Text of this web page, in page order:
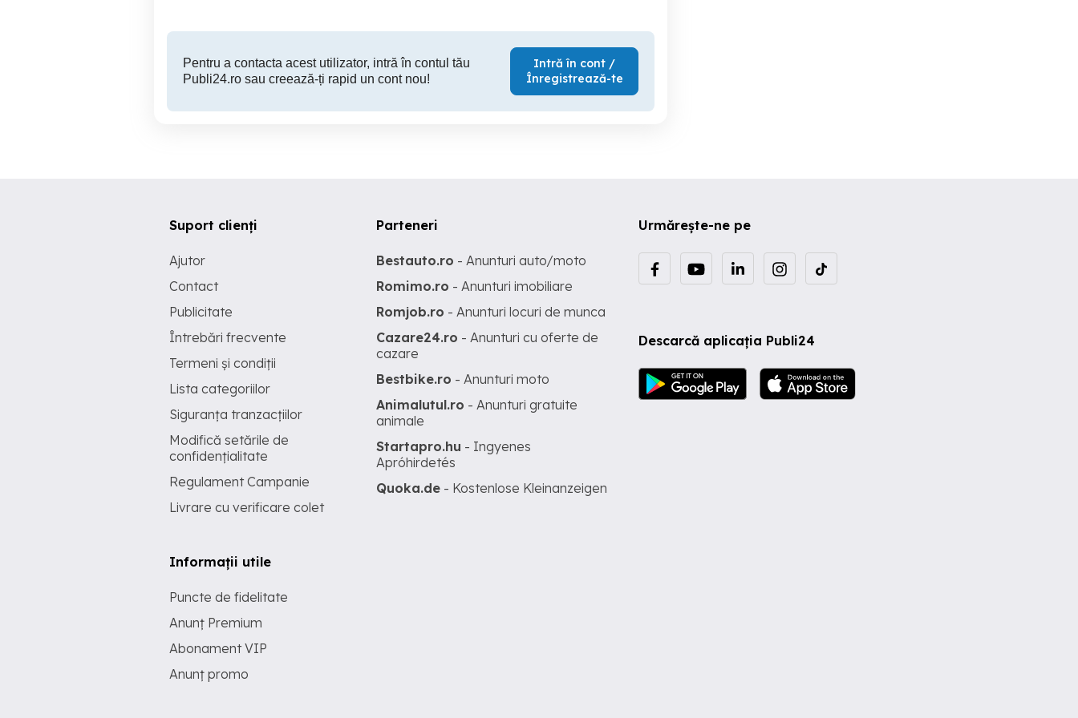
Pentru a contacta acest utilizator, intră în contul tău
Publi24.ro sau creează-ți rapid un cont nou!
Intră în cont /
Înregistrează-te
Urmărește-ne pe
Descarcă aplicația Publi24
Suport clienți
Ajutor
Contact
Publicitate
Întrebări frecvente
Termeni și condiții
Lista categoriilor
Siguranța tranzacțiilor
Modifică setările de
confidențialitate
Regulament Campanie
Livrare cu verificare colet
Informații utile
Puncte de fidelitate
Anunț Premium
Abonament VIP
Anunț promo
Parteneri
Bestauto.ro - Anunturi auto/moto
Romimo.ro - Anunturi imobiliare
Romjob.ro - Anunturi locuri de munca
Cazare24.ro - Anunturi cu oferte de
cazare
Bestbike.ro - Anunturi moto
Animalutul.ro - Anunturi gratuite
animale
Startapro.hu - Ingyenes
Apróhirdetés
Quoka.de - Kostenlose Kleinanzeigen